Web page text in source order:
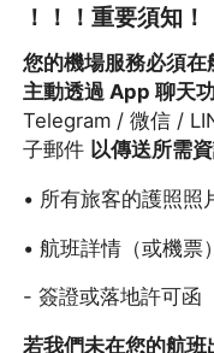
！！！重要須知！
您的機場服務必須在
主動透過 App 聊天
Telegram / 微信 /
子郵件 以傳送所需
• 所有旅客的護照照
• 航班詳情（或機票）
- 簽證或落地許可函
若我們未在您的航